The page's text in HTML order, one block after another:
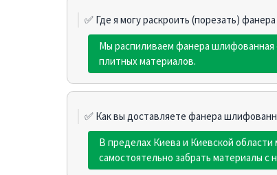
✅ Где я могу раскроить (порезать)
Мы распиливаем фанера шлифованная
плитных материалов.
✅ Как вы доставляете фанера
В пределах Киева и Киевской
самостоятельно забрать материалы с